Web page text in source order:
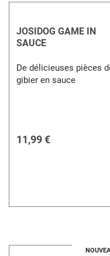
JOSIDOG GAME IN
SAUCE
De délicieuses pièces
gibier en sauce
11,99 €